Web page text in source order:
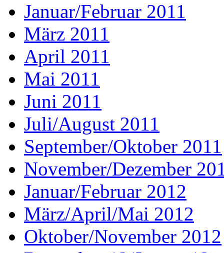
Januar/Februar 2011
März 2011
April 2011
Mai 2011
Juni 2011
Juli/August 2011
September/Oktober 2011
November/Dezember
Januar/Februar 2012
März/April/Mai 2012
Oktober/November 2012